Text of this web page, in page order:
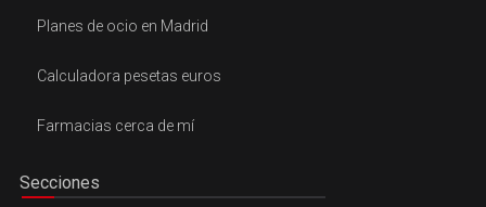
Planes de ocio en Madrid
Calculadora pesetas euros
Farmacias cerca de mí
Secciones